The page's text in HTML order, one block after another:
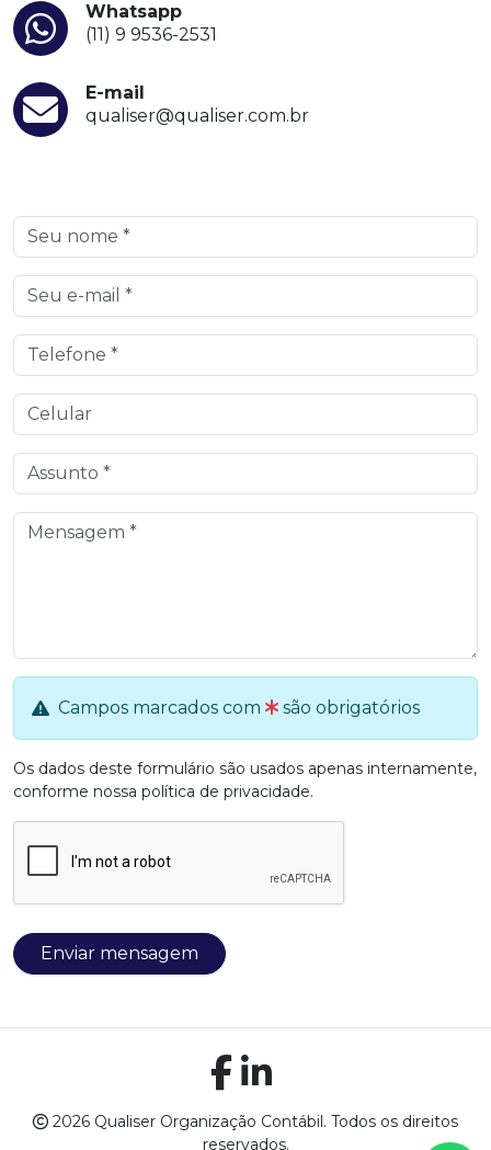
Whatsapp
(11) 9 9536-2531
E-mail
qualiser@qualiser.com.br
Campos marcados com são obrigatórios
Os dados deste formulário são usados apenas internamente,
conforme nossa política de privacidade.
Enviar mensagem
2026 Qualiser Organização Contábil. Todos os direitos
reservados.